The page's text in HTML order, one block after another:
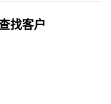
找客户